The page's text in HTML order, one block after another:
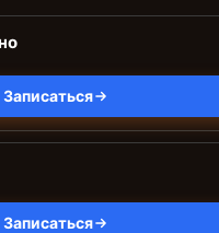
Записаться
Записаться